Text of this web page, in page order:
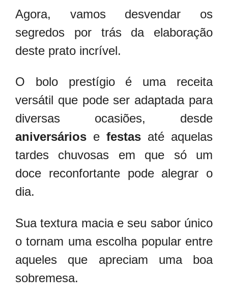
Agora, vamos desvendar os
segredos por trás da elaboração
deste prato incrível.
O bolo prestígio é uma receita
versátil que pode ser adaptada para
diversas ocasiões, desde
aniversários e festas até aquelas
tardes chuvosas em que só um
doce reconfortante pode alegrar o
dia.
Sua textura macia e seu sabor único
o tornam uma escolha popular entre
aqueles que apreciam uma boa
sobremesa.